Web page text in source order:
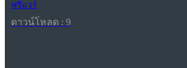
ฟรีแวร์
ดาวน์โหลด : 9